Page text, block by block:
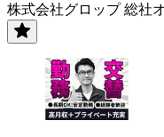
株式会社グロップ 総社